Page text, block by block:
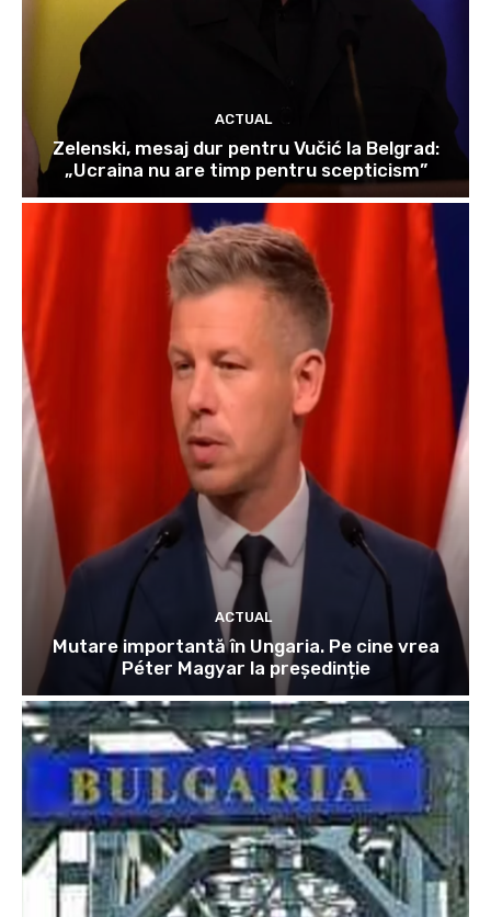
ACTUAL
Zelenski, mesaj dur pentru Vučić la Belgrad:
„Ucraina nu are timp pentru scepticism”
ACTUAL
Mutare importantă în Ungaria. Pe cine vrea
Péter Magyar la președinție